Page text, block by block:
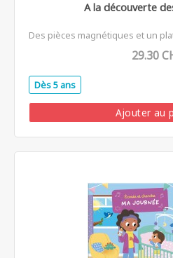
A la découverte
Des pièces magnétiques et un
29.30
Dès 5 ans
Ajouter au